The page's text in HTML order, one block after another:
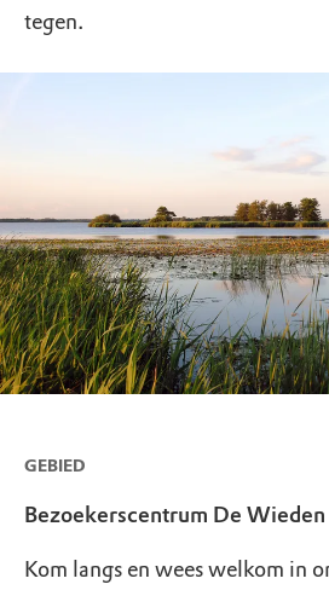
tegen.
GEBIED
Bezoekerscentrum De Wieden
Kom langs en wees welkom in